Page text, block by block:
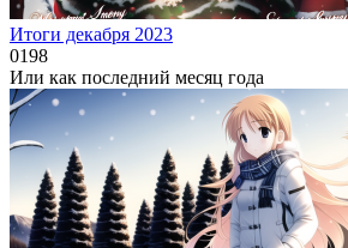
Итоги декабря 2023
0198
Или как последний месяц года